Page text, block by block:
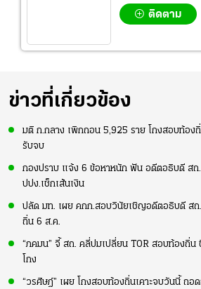
ติดตาม
ข่าวที่เกี่ยวข้อง
มติ ก.กลาง เพิกถอน 5,925 ราย โกงสอบท้องถิ่
รับจบ
กองปราบ แจ้ง 6 ข้อหาหนัก ฟัน อดีตอธิบดี สถ
ปปง.เช็กเส้นเงิน
ปลัด มท. เผย คกก.สอบวินัยเชิญอดีตอธิบดี สถ.
ถิ่น 6 ส.ค.
“ภคมน” จี้ สถ. คลี่ปมเปลี่ยน TOR สอบท้องถิ่น
โกง
“วรศิษฎ์” เผย โกงสอบท้องถิ่นเคาะจบวันนี้ ถอ